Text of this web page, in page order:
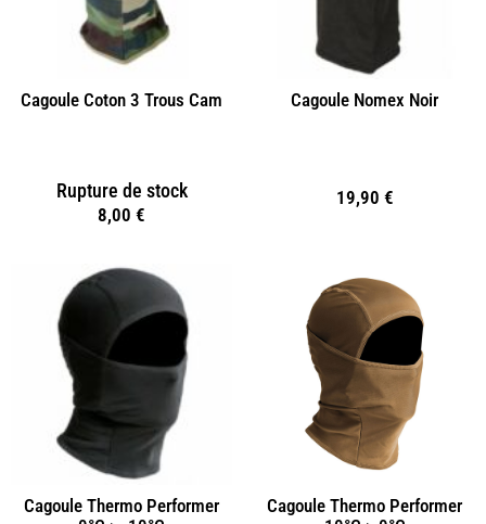
Cagoule Coton 3 Trous Cam
Rupture de stock
8,00 €
Cagoule Nomex Noir
19,90 €
Cagoule Thermo Performer
Cagoule Thermo Performer